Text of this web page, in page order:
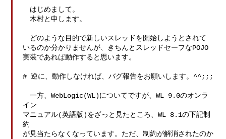
はじめまして。
木村と申します。
どのような目的で新しいスレッドを開始しようとされて
いるのか分かりませんが、きちんとスレッドセーフなPOJO
実装であれば動作すると思います。
# 逆に、動作しなければ、バグ報告をお願いします。^^;;;
一方、WebLogic(WL)についてですが、WL 9.0のオンラ
イン
マニュアル(英語版)をざっと見たところ、WL 8.1の下記制
約
が見当たらなくなっています。ただ、制約が解消されたのか